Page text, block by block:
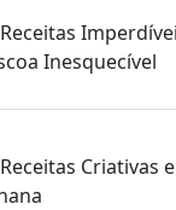
Inesquecível
Criativas